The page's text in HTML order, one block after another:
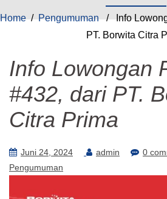
Home/Pengumuman/ Info
PT. Borwita Citra
Info Lowongan
#432, dari PT.
Citra Prima
Juni 24, 2024 admin
0
Pengumuman